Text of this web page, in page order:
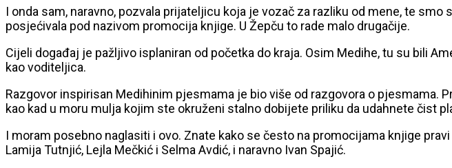
I onda sam, naravno, pozvala prijateljicu koja je vozač za razliku od mene, te
posjećivala pod nazivom promocija knjige. U Žepču to rade malo drugačije.
Cijeli događaj je pažljivo isplaniran od početka do kraja. Osim Medihe, tu su bili
kao voditeljica.
Razgovor inspirisan Medihinim pjesmama je bio više od razgovora o pjesmama.
kao kad u moru mulja kojim ste okruženi stalno dobijete priliku da udahnete čist
I moram posebno naglasiti i ovo. Znate kako se često na promocijama knjige
Lamija Tutnjić, Lejla Mečkić i Selma Avdić, i naravno Ivan Spajić.